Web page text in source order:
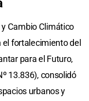
Cambio Climático
el fortalecimiento del
para el Futuro,
13.836), consolidó
urbanos y